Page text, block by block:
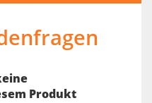
Produkt